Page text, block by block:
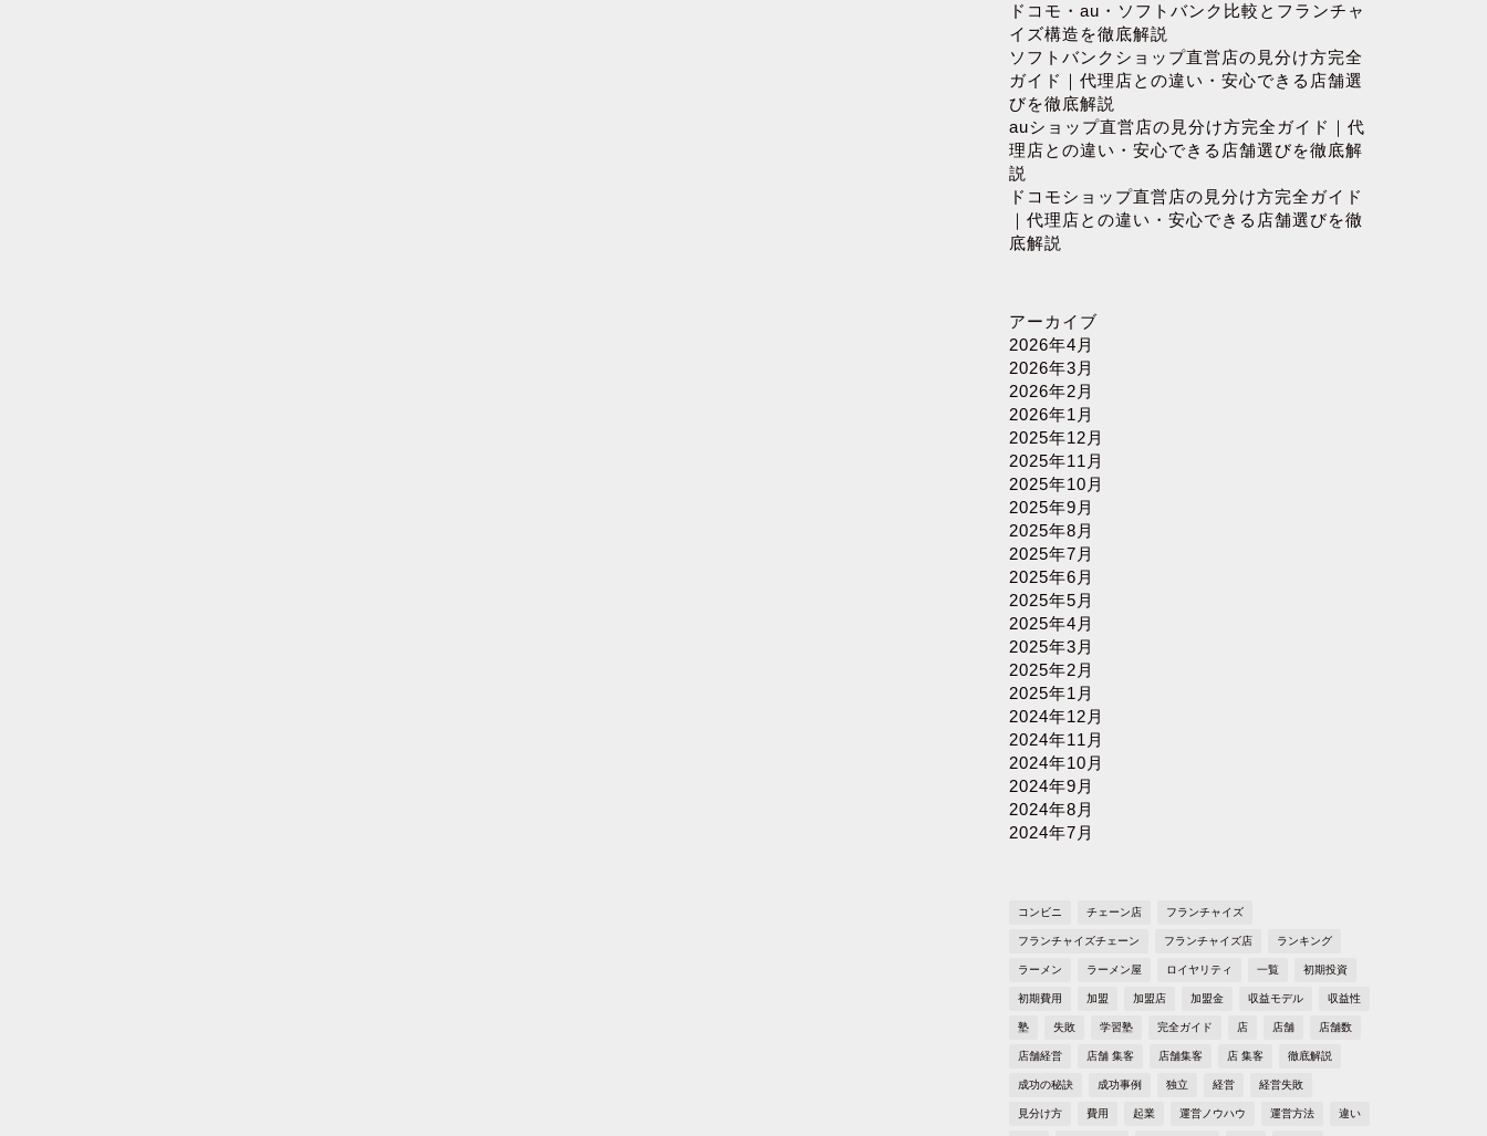
ドコモ・au・ソフトバンク比較とフランチャ
イズ構造を徹底解説
ソフトバンクショップ直営店の見分け方完全
ガイド｜代理店との違い・安心できる店舗選
びを徹底解説
auショップ直営店の見分け方完全ガイド｜代
理店との違い・安心できる店舗選びを徹底解
説
ドコモショップ直営店の見分け方完全ガイド
｜代理店との違い・安心できる店舗選びを徹
底解説
アーカイブ
2026年4月
2026年3月
2026年2月
2026年1月
2025年12月
2025年11月
2025年10月
2025年9月
2025年8月
2025年7月
2025年6月
2025年5月
2025年4月
2025年3月
2025年2月
2025年1月
2024年12月
2024年11月
2024年10月
2024年9月
2024年8月
2024年7月
コンビニ チェーン店 フランチャイズ
フランチャイズチェーン フランチャイズ店 ランキング
ラーメン ラーメン屋 ロイヤリティ 一覧 初期投資
初期費用 加盟 加盟店 加盟金 収益モデル 収益性
塾 失敗 学習塾 完全ガイド 店 店舗 店舗数
店舗経営 店舗 集客 店舗集客 店 集客 徹底解説
成功の秘訣 成功事例 独立 経営 経営失敗
見分け方 費用 起業 運営ノウハウ 運営方法 違い